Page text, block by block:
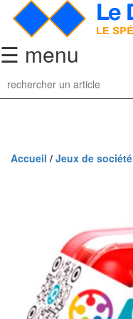
☰ menu
Jeu
d’Echecs
collection
d’échecs
classiques
Coffrets
Accueil / Jeux de société